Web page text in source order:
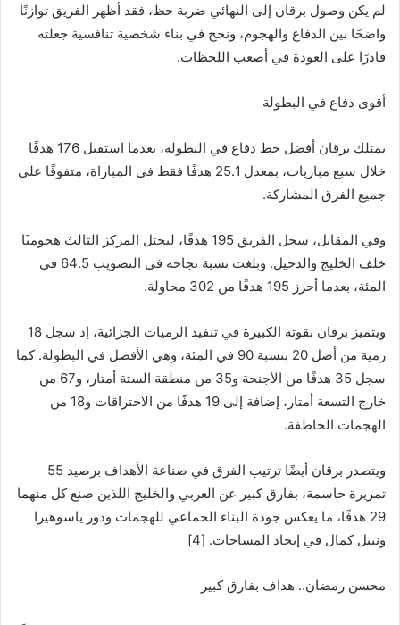
لم يكن وصول برقان إلى النهائي ضربة حظ، فقد أظهر الفريق توازنًا
واضحًا بين الدفاع والهجوم، ونجح في بناء شخصية تنافسية جعلته
قادرًا على العودة في أصعب اللحظات.
أقوى دفاع في البطولة
يمتلك برقان أفضل خط دفاع في البطولة، بعدما استقبل 176 هدفًا
خلال سبع مباريات، بمعدل 25.1 هدفًا فقط في المباراة، متفوقًا على
جميع الفرق المشاركة.
وفي المقابل، سجل الفريق 195 هدفًا، ليحتل المركز الثالث هجوميًا
خلف الخليج والدحيل. وبلغت نسبة نجاحه في التصويب 64.5 في
المئة، بعدما أحرز 195 هدفًا من 302 محاولة.
ويتميز برقان بقوته الكبيرة في تنفيذ الرميات الجزائية، إذ سجل 18
رمية من أصل 20 بنسبة 90 في المئة، وهي الأفضل في البطولة. كما
سجل 35 هدفًا من الأجنحة و35 من منطقة الستة أمتار، و67 من
خارج التسعة أمتار، إضافة إلى 19 هدفًا من الاختراقات و18 من
الهجمات الخاطفة.
ويتصدر برقان أيضًا ترتيب الفرق في صناعة الأهداف برصيد 55
تمريرة حاسمة، بفارق كبير عن العربي والخليج اللذين صنع كل منهما
29 هدفًا، ما يعكس جودة البناء الجماعي للهجمات ودور ياسوهيرا
ونبيل كمال في إيجاد المساحات. [4]
محسن رمضان.. هداف بفارق كبير